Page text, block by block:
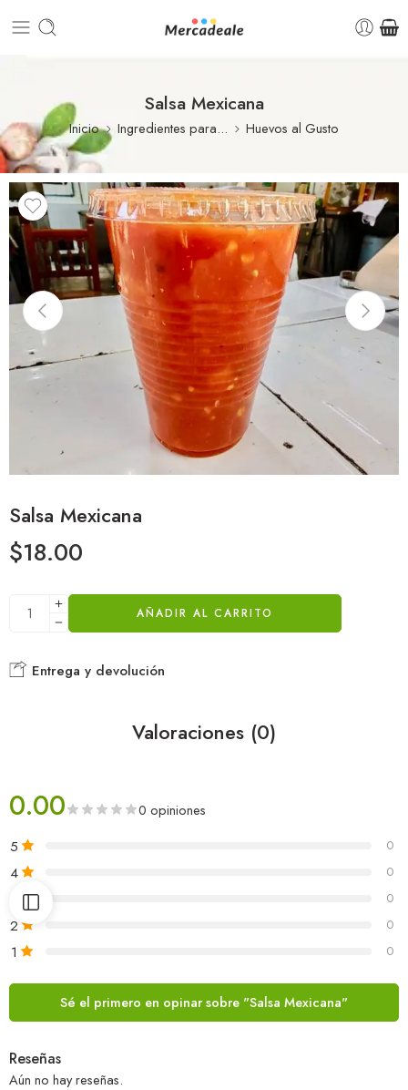
Salsa Mexicana
Inicio Ingredientes para... Huevos al Gusto
Salsa Mexicana
$18.00
AÑADIR AL CARRITO
Entrega y devolución
Valoraciones (0)
0.00 0 opiniones
5 0
4 0
0
2 0
1 0
Sé el primero en opinar sobre "Salsa Mexicana"
Reseñas
Aún no hay reseñas.